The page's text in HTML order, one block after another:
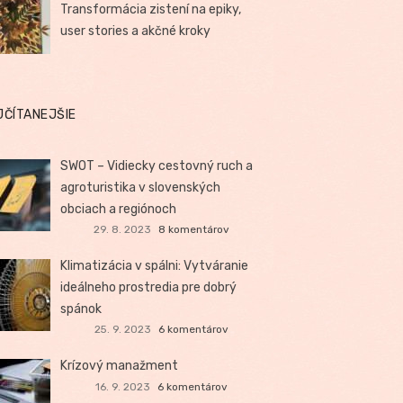
Transformácia zistení na epiky,
user stories a akčné kroky
SWOT – Vidiecky cestovný ruch a
agroturistika v slovenských
obciach a regiónoch
29. 8. 2023 8 komentárov
Klimatizácia v spálni: Vytváranie
ideálneho prostredia pre dobrý
spánok
25. 9. 2023 6 komentárov
Krízový manažment
16. 9. 2023 6 komentárov